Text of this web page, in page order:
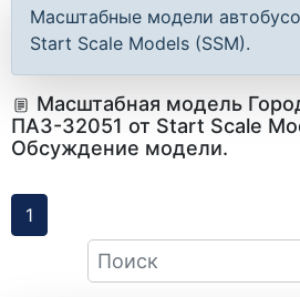
Масштабные модели
Start Scale Models (SSM).
Mасштабная модель
ПАЗ-32051 от Start Scale
Обсуждение модели.
1